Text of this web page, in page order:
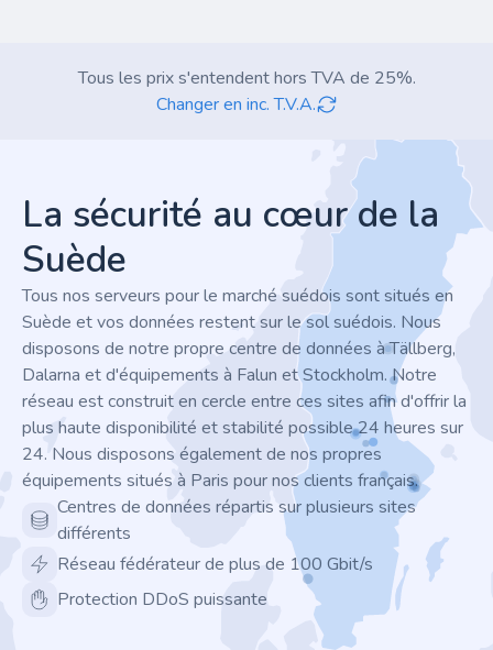
Tous les prix s'entendent hors TVA de 25%.
Changer en inc. T.V.A.
La sécurité au cœur de la
Suède
Tous nos serveurs pour le marché suédois sont situés en
Suède et vos données restent sur le sol suédois. Nous
disposons de notre propre centre de données à Tällberg,
Dalarna et d'équipements à Falun et Stockholm. Notre
réseau est construit en cercle entre ces sites afin d'offrir la
plus haute disponibilité et stabilité possible 24 heures sur
24. Nous disposons également de nos propres
équipements situés à Paris pour nos clients français.
Centres de données répartis sur plusieurs sites
différents
Réseau fédérateur de plus de 100 Gbit/s
Protection DDoS puissante